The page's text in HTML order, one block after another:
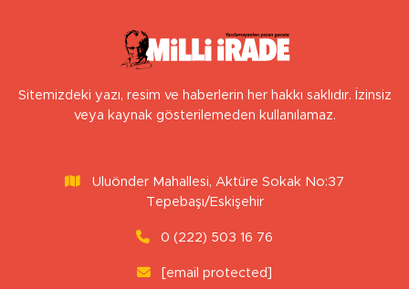
Sitemizdeki yazı, resim ve haberlerin her hakkı saklıdır. İzinsiz
veya kaynak gösterilemeden kullanılamaz.
Uluönder Mahallesi, Aktüre Sokak No:37
Tepebaşı/Eskişehir
0 (222) 503 16 76
[email protected]